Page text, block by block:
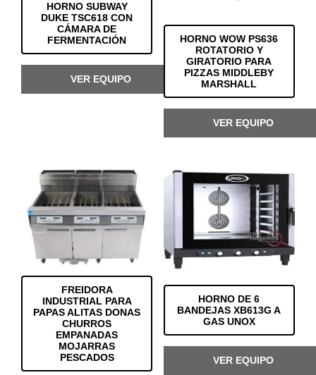
HORNO SUBWAY
DUKE TSC618 CON
CÁMARA DE
FERMENTACIÓN
VER EQUIPO
HORNO WOW PS636
ROTATORIO Y
GIRATORIO PARA
PIZZAS MIDDLEBY
MARSHALL
VER EQUIPO
FREIDORA
INDUSTRIAL PARA
PAPAS ALITAS DONAS
CHURROS
EMPANADAS
MOJARRAS
PESCADOS
HORNO DE 6
BANDEJAS XB613G A
GAS UNOX
VER EQUIPO